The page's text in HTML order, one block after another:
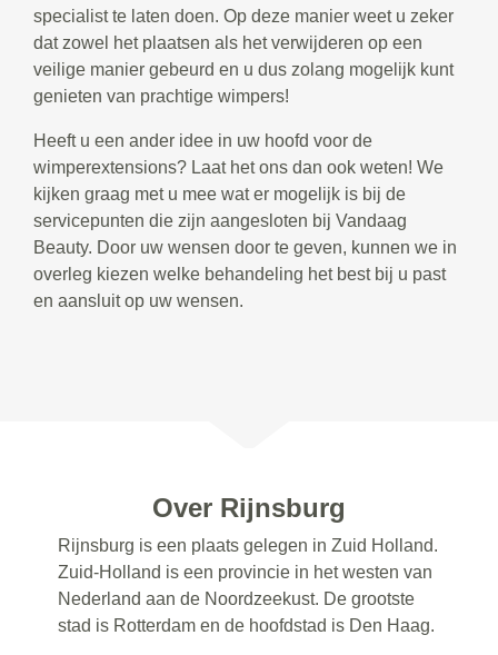
specialist te laten doen. Op deze manier weet u zeker
dat zowel het plaatsen als het verwijderen op een
veilige manier gebeurd en u dus zolang mogelijk kunt
genieten van prachtige wimpers!
Heeft u een ander idee in uw hoofd voor de
wimperextensions? Laat het ons dan ook weten! We
kijken graag met u mee wat er mogelijk is bij de
servicepunten die zijn aangesloten bij Vandaag
Beauty. Door uw wensen door te geven, kunnen we in
overleg kiezen welke behandeling het best bij u past
en aansluit op uw wensen.
Over Rijnsburg
Rijnsburg is een plaats gelegen in Zuid Holland.
Zuid-Holland is een provincie in het westen van
Nederland aan de Noordzeekust. De grootste
stad is Rotterdam en de hoofdstad is Den Haag.